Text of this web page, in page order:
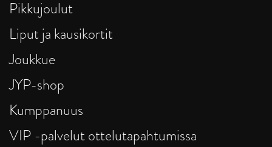
Pikkujoulut
Liput ja kausikortit
Joukkue
JYP-shop
Kumppanuus
VIP -palvelut ottelutapahtumissa